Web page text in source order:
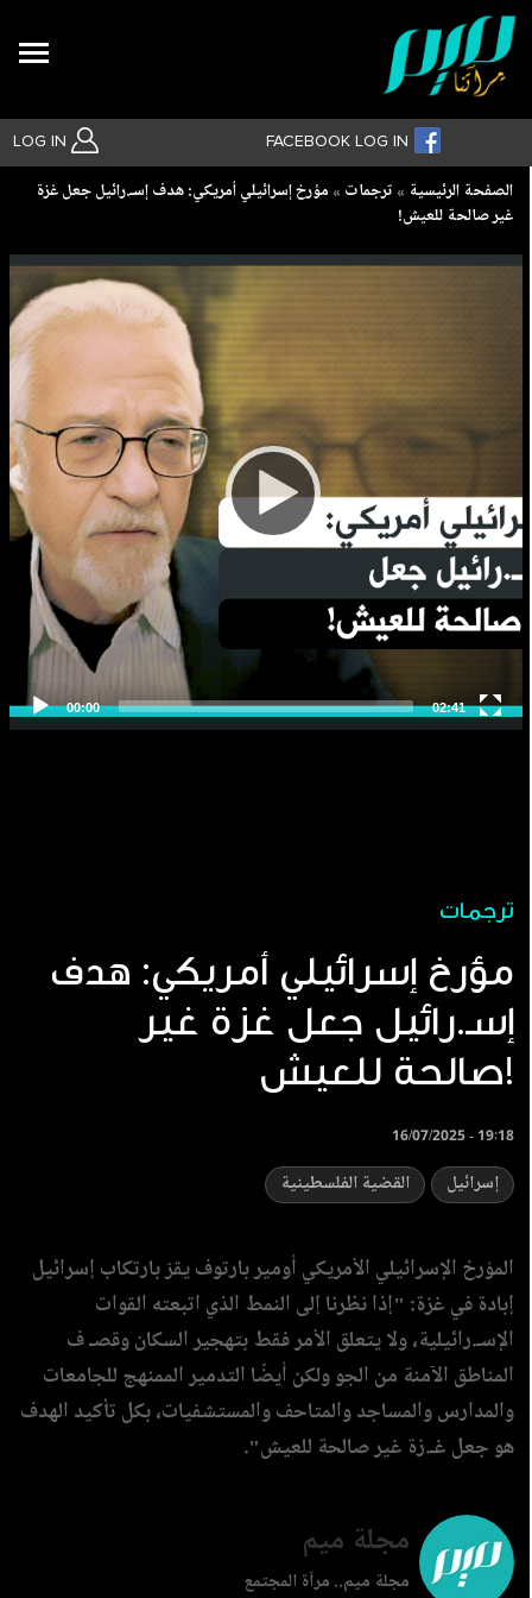
LOG IN FACEBOOK LOG IN
بحث متقدم
Breadcrumb
الصفحة الرئيسية ترجمات
مؤرخ إسرائيلي أمريكي: هدف إسـ.رائيل جعل غزة
غير صالحة للعيش!
ترجمات
مؤرخ إسرائيلي أمريكي: هدف
إسـ.رائيل جعل غزة غير
صالحة للعيش!
16/07/2025 - 19:18
إسرائيل القضية الفلسطينية
المؤرخ الإسرائيلي الأمريكي أومير بارتوف يقرّ بارتكاب إسرائيل
إبادة في غزة: "إذا نظرنا إلى النمط الذي اتبعته القوات
الإسـ.رائيلية، ولا يتعلق الأمر فقط بتهجير السكان وقصـ ف
المناطق الآمنة من الجو ولكن أيضًا التدمير الممنهج للجامعات
والمدارس والمساجد والمتاحف والمستشفيات، بكل تأكيد الهدف
هو جعل غـ.زة غير صالحة للعيش".
مجلة ميم
مجلة ميم.. مرآة المجتمع